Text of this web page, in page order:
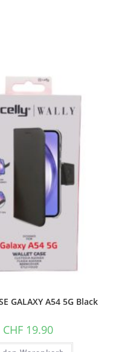
GALAXY A54 5G Black
CHF19.90